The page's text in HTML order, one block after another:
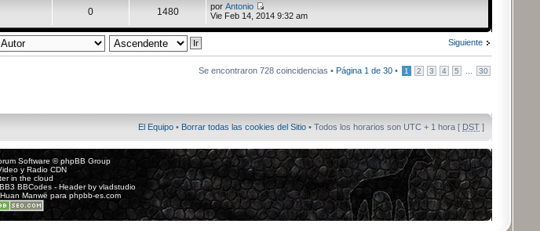
0 1480 porAntonio
Vie Feb 14, 2014 9:32 am
Siguiente
Se encontraron 728 coincidencias • Página 1 de30 • 1 2 3 4 5 30
El Equipo • Borrar todas las cookies del Sitio • Todos los horarios son UTC + 1 hora [ DST ]
Software © phpBB Group
y Radio CDN
in the cloud
BBCodes- Header by vladstudio
Huan Manwë paraphpbb-es.com